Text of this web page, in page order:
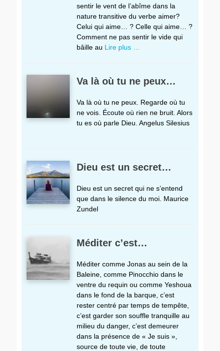
sentir le vent de l’abîme dans la
nature transitive du verbe aimer?
Celui qui aime… ? Celle qui aime… ?
Comment ne pas sentir le vide qui
bâille au Lire plus …
Va là où tu ne peux…
Va là où tu ne peux. Regarde où tu
ne vois. Écoute où rien ne bruit. Alors
tu es où parle Dieu. Angelus Silesius
Dieu est un secret…
Dieu est un secret qui ne s’entend
que dans le silence du moi. Maurice
Zundel
Méditer c’est…
Méditer comme Jonas au sein de la
Baleine, comme Pinocchio dans le
ventre du requin ou comme Yeshoua
dans le fond de la barque, c’est
rester centré par temps de tempête,
c’est garder son souffle tranquille au
milieu du danger, c’est demeurer
dans la présence de « Je suis »,
source de toute vie, de toute